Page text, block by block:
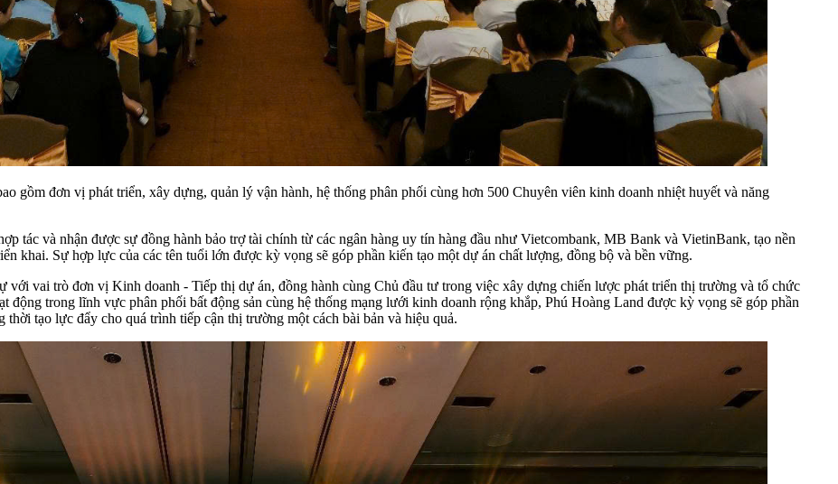
gồm đơn vị phát triển, xây dựng, quản lý vận hành, hệ thống phân phối cùng hơn 500 Chuyên viên kinh doanh nhiệt huyết và năng
tác và nhận được sự đồng hành bảo trợ tài chính từ các ngân hàng uy tín hàng đầu như Vietcombank, MB Bank và VietinBank, tạo nền
khai. Sự hợp lực của các tên tuổi lớn được kỳ vọng sẽ góp phần kiến tạo một dự án chất lượng, đồng bộ và bền vững.
với vai trò đơn vị Kinh doanh - Tiếp thị dự án, đồng hành cùng Chủ đầu tư trong việc xây dựng chiến lược phát triển thị trường và tổ chức
động trong lĩnh vực phân phối bất động sản cùng hệ thống mạng lưới kinh doanh rộng khắp, Phú Hoàng Land được kỳ vọng sẽ góp phần
tạo lực đẩy cho quá trình tiếp cận thị trường một cách bài bản và hiệu quả.